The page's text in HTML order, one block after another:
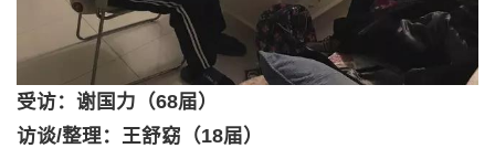
受访：谢国力（68届）
访谈/整理：王舒窈（18届）